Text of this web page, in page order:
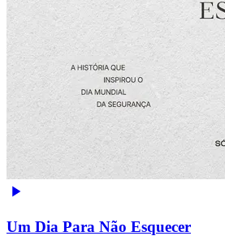
Um Dia Para Não Esquecer